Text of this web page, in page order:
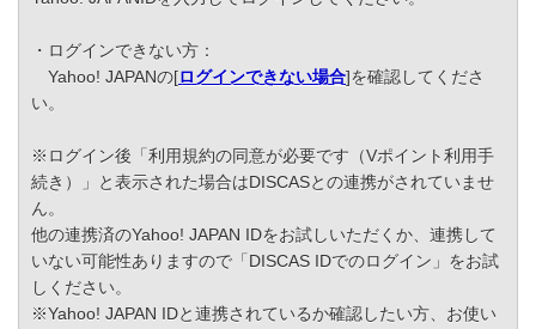
・ログインできない方：
Yahoo! JAPANの[ログインできない場合]を確認してくださ
い。
※ログイン後「利用規約の同意が必要です（Vポイント利用手
続き）」と表示された場合はDISCASとの連携がされていませ
ん。
他の連携済のYahoo! JAPAN IDをお試しいただくか、連携して
いない可能性ありますので「DISCAS IDでのログイン」をお試
しください。
※Yahoo! JAPAN IDと連携されているか確認したい方、お使い